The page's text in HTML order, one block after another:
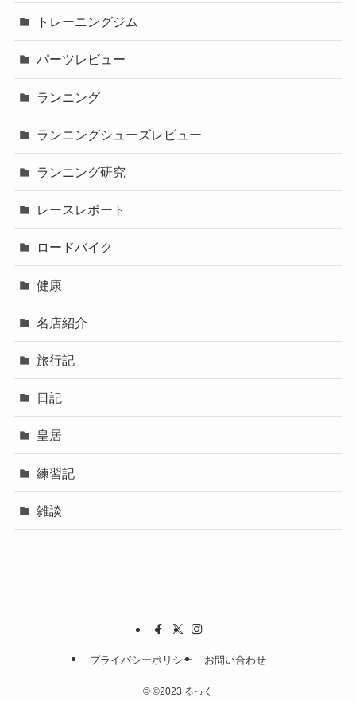
トレーニングジム
パーツレビュー
ランニング
ランニングシューズレビュー
ランニング研究
レースレポート
ロードバイク
健康
名店紹介
旅行記
日記
皇居
練習記
雑談
プライバシーポリシー お問い合わせ
© ©2023 るっく